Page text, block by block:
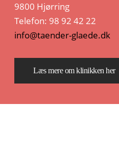
9800 Hjørring
Telefon: 98 92 42 22
info@taender-glaede.dk
Læs mere om klinikken her